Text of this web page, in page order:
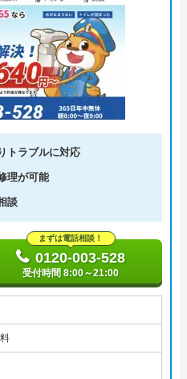
トラブルに対応
理が可能
談
まずは電話相談！
0120-003-528
受付時間 8:00～21:00